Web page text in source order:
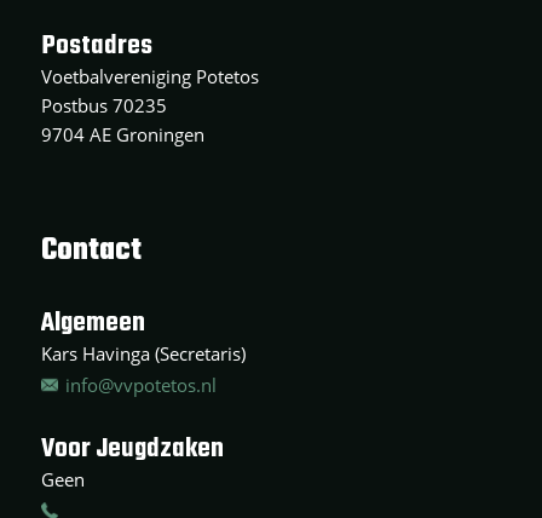
Postadres
Voetbalvereniging Potetos
Postbus 70235
9704 AE Groningen
Contact
Algemeen
Kars Havinga (Secretaris)
info@vvpotetos.nl
Voor Jeugdzaken
Geen